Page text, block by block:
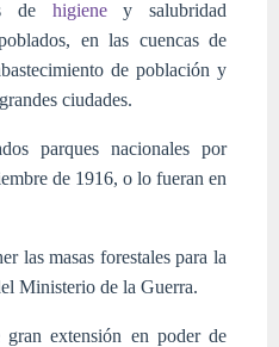
de higieney salubridad
en las cuencas de
de población y
ciudades.
parques nacionales por
de 1916, o lo fueran en
las masas forestales para la
Ministerio de la Guerra.
gran extensión en poder de